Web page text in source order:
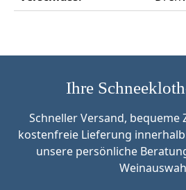
Ihre
Schneller Versand, bequeme
kostenfreie Lieferung
unsere persönliche